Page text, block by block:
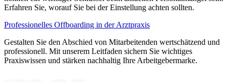
Erfahren Sie, worauf Sie bei der Einstellung achten sollten.
Professionelles Offboarding in der Arztpraxis
Gestalten Sie den Abschied von Mitarbeitenden wertschätzend und
professionell. Mit unserem Leitfaden sichern Sie wichtiges
Praxiswissen und stärken nachhaltig Ihre Arbeitgebermarke.